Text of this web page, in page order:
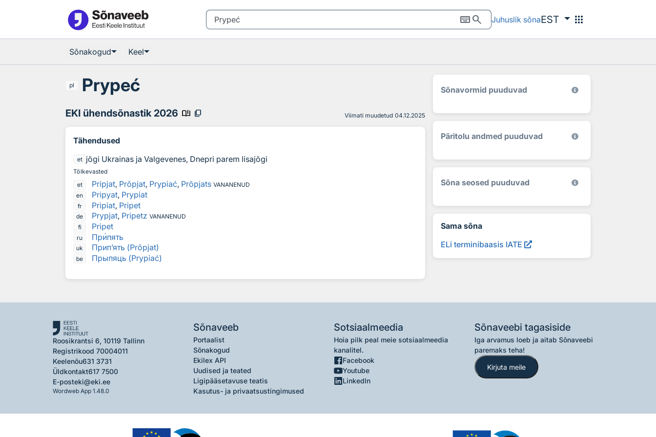
keyboardsearch Juhuslik sõnaEST apps
Sõnakogud Keel
pl Prypeć
EKI ühendsõnastik 2026 book_ribbon content_copy Viimati muudetud 04.12.2025
Tähendused
et jõgi Ukrainas ja Valgevenes, Dnepri parem lisajõgi
Tõlkevasted
et
Pripjat, Prõpjat, Prypiać, Prõpjats VANANENUD
en
Pripyat, Prypiat
fr Pripiat, Pripet
de Prypjat, Pripetz VANANENUD
fi
Pripet
ru Припять
uk Прип’ять (Prõpjat)
be Прыпяць (Prypiać)
Sõnavormid puuduvad
Päritolu andmed puuduvad
Sõna seosed puuduvad
Sama sõna
ELi terminibaasis IATE
Roosikrantsi 6, 10119 Tallinn
Registrikood 70004011
Keelenõu631 3731
Üldkontakt617 7500
E-posteki@eki.ee
Wordweb App 1.48.0
Sõnaveeb
Portaalist
Sõnakogud
Ekilex API
Uudised ja teated
Ligipääsetavuse teatis
Kasutus- ja privaatsustingimused
Sotsiaalmeedia
Hoia pilk peal meie sotsiaalmeedia
kanalitel.
Facebook
Youtube
LinkedIn
Sõnaveebi tagasiside
Iga arvamus loeb ja aitab Sõnaveebi
paremaks teha!
Kirjuta meile